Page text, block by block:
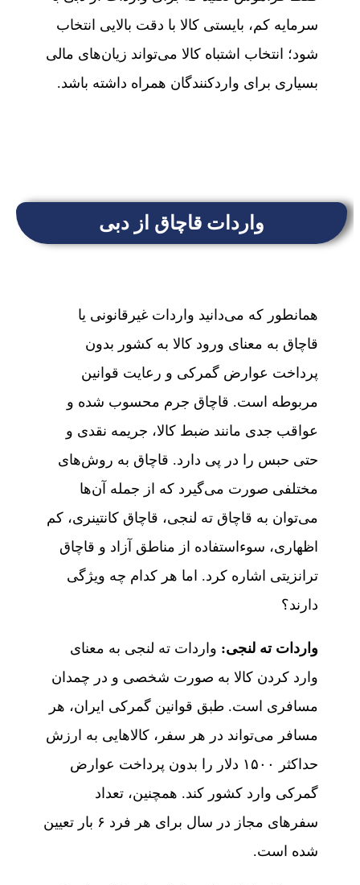
سرمایه کم، بایستی کالا با دقت بالایی انتخاب
شود؛ انتخاب اشتباه کالا می‌تواند زیان‌های مالی
بسیاری برای واردکنندگان همراه داشته باشد.
واردات قاچاق از دبی
همانطور که می‌دانید واردات غیرقانونی یا
قاچاق به معنای ورود کالا به کشور بدون
پرداخت عوارض گمرکی و رعایت قوانین
مربوطه است. قاچاق جرم محسوب شده و
عواقب جدی مانند ضبط کالا، جریمه نقدی و
حتی حبس را در پی دارد. قاچاق به روش‌های
مختلفی صورت می‌گیرد که از جمله آن‌ها
می‌توان به قاچاق ته لنجی، قاچاق کانتینری، کم
اظهاری، سوءاستفاده از مناطق آزاد و قاچاق
ترانزیتی اشاره کرد. اما هر کدام چه ویژگی
دارند؟
واردات ته لنجی: واردات ته لنجی به معنای
وارد کردن کالا به صورت شخصی و در چمدان
مسافری است. طبق قوانین گمرکی ایران، هر
مسافر می‌تواند در هر سفر، کالاهایی به ارزش
حداکثر ۱۵۰۰ دلار را بدون پرداخت عوارض
گمرکی وارد کشور کند. همچنین، تعداد
سفرهای مجاز در سال برای هر فرد ۶ بار تعیین
شده است.